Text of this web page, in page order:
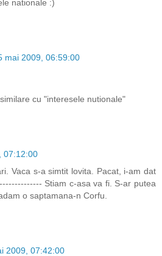
nationale :)
mai 2009, 06:59:00
cu "interesele nutionale"
07:12:00
Vaca s-a simtit lovita. Pacat, i-am dat
Stiam c-asa va fi. S-ar putea
o saptamana-n Corfu.
2009, 07:42:00